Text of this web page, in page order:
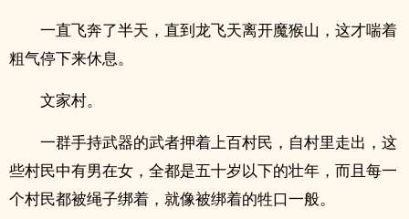
一直飞奔了半天，直到龙飞天离开魔猴山，这才喘着
粗气停下来休息。
文家村。
一群手持武器的武者押着上百村民，自村里走出，这
些村民中有男在女，全都是五十岁以下的壮年，而且每一
个村民都被绳子绑着，就像被绑着的牲口一般。